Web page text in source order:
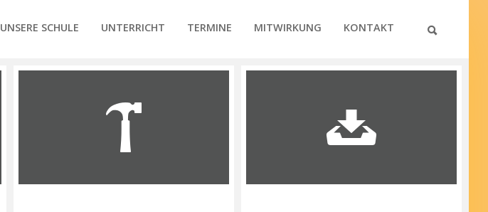
UNSERE SCHULE UNTERRICHT TERMINE MITWIRKUNG KONTAKT